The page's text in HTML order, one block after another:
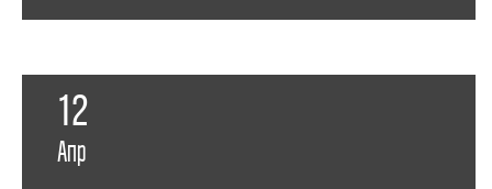
12
Апр